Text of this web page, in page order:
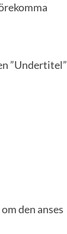
”Undertitel”
den anses